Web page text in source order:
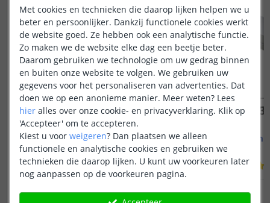
Led strip profiel breed
19 mm - compleet 1M
(8 reviews)
OP VOORRAAD 14,95
1M -
Opbouw -
OP VOORRAAD
Met cookies en technieken die daarop lijken helpen we u
beter en persoonlijker. Dankzij functionele cookies werkt
de website goed. Ze hebben ook een analytische functie.
Zo maken we de website elke dag een beetje beter.
Daarom gebruiken we technologie om uw gedrag binnen
en buiten onze website te volgen. We gebruiken uw
gegevens voor het personaliseren van advertenties. Dat
doen we op een anonieme manier. Meer weten? Lees
hier alles over onze cookie- en privacyverklaring. Klik op
'Accepteer' om te accepteren.
Kiest u voor weigeren? Dan plaatsen we alleen
functionele en analytische cookies en gebruiken we
technieken die daarop lijken. U kunt uw voorkeuren later
nog aanpassen op de voorkeuren pagina.